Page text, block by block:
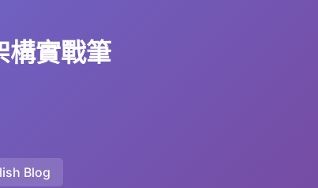
實戰筆
Blog